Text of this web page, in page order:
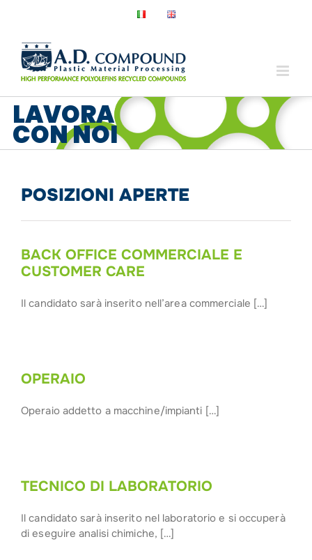
LAVORA
CON NOI
POSIZIONI APERTE
BACK OFFICE COMMERCIALE E
CUSTOMER CARE
Il candidato sarà inserito nell’area commerciale […]
OPERAIO
Operaio addetto a macchine/impianti […]
TECNICO DI LABORATORIO
Il candidato sarà inserito nel laboratorio e si occuperà
di eseguire analisi chimiche, […]